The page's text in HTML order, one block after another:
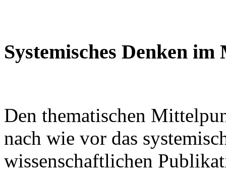
Systemisches Denken
Den thematischen
nach wie vor das
wissenschaftlichen